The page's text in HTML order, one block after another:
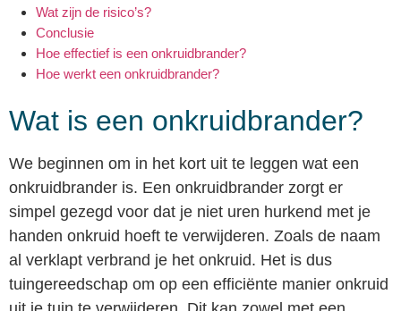
Wat zijn de risico’s?
Conclusie
Hoe effectief is een onkruidbrander?
Hoe werkt een onkruidbrander?
Wat is een onkruidbrander?
We beginnen om in het kort uit te leggen wat een
onkruidbrander is. Een onkruidbrander zorgt er
simpel gezegd voor dat je niet uren hurkend met je
handen onkruid hoeft te verwijderen. Zoals de naam
al verklapt verbrand je het onkruid. Het is dus
tuingereedschap om op een efficiënte manier onkruid